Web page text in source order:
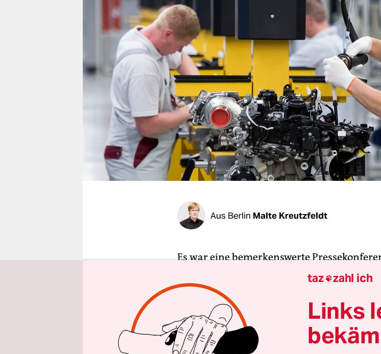
nord
wahrheit
verlag
verlag
veranstaltungen
fragen & hilfe
unterstützen
Aus Berlin Malte Kreutzfeldt
Es war eine bemerkenswerte
Die Deutsche Umwelthilfe (DUH) hatte
Abgastests zu informieren, die nicht nur
der rund 20 Teilnehmer waren aber keine
Anwälte und Mitarbeiter von
nahmen einige von ihnen jedes
fotografierten die am Eingang ausliegende
taz zahl ich
Links